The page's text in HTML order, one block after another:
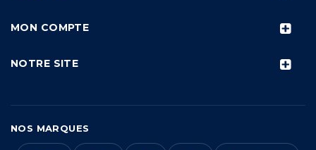
MON COMPTE
NOTRE SITE
NOS MARQUES